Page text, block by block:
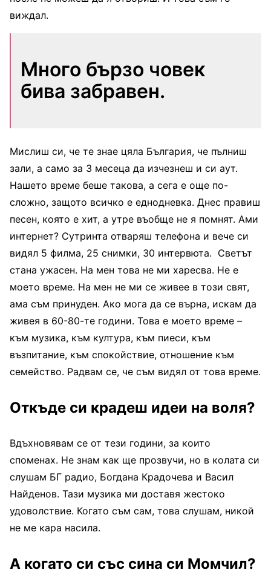
виждал.
Много бързо човек
бива забравен.
Мислиш си, че те знае цяла България, че пълниш
зали, а само за 3 месеца да изчезнеш и си аут.
Нашето време беше такова, а сега е още по-
сложно, защото всичко е еднодневка. Днес правиш
песен, която е хит, а утре въобще не я помнят. Ами
интернет? Сутринта отваряш телефона и вече си
видял 5 филма, 25 снимки, 30 интервюта. Светът
стана ужасен. На мен това не ми харесва. Не е
моето време. На мен не ми се живее в този свят,
ама съм принуден. Ако мога да се върна, искам да
живея в 60-80-те години. Това е моето време –
към музика, към култура, към пиеси, към
възпитание, към спокойствие, отношение към
семейство. Радвам се, че съм видял от това време.
Откъде си крадеш идеи на воля?
Вдъхновявам се от тези години, за които
споменах. Не знам как ще прозвучи, но в колата си
слушам БГ радио, Богдана Крадочева и Васил
Найденов. Тази музика ми доставя жестоко
удоволствие. Когато съм сам, това слушам, никой
не ме кара насила.
А когато си със сина си Момчил?